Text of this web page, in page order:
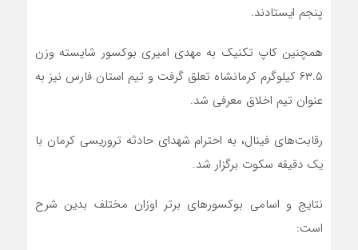
پنجم ایستادند.
همچنین کاپ تکنیک به مهدی امیری بوکسور شایسته وزن
۶۳.۵ کیلوگرم کرمانشاه تعلق گرفت و تیم استان فارس نیز به
عنوان تیم‌ اخلاق معرفی شد.
رقابت‌های فینال، به احترام شهدای حادثه تروریسی کرمان با
یک دقیقه سکوت برگزار شد.
نتایج و اسامی بوکسورهای برتر اوزان مختلف بدین شرح
است: